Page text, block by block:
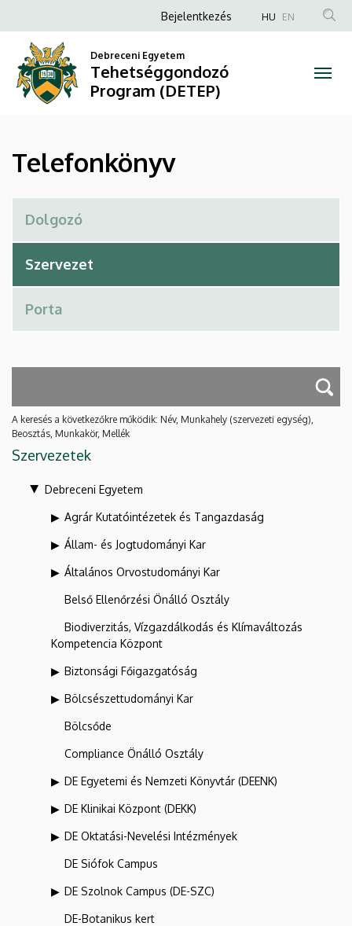
Telefonkönyv
Tehetséggondozó
Program
(DETEP)
a
tartalomra
Anonim
fiók
menüje
Bejelentkezés HU EN
Debreceni Egyetem
Tehetséggondozó
Program (DETEP)
Telefonkönyv
A keresés a következőkre működik: Név, Munkahely (szervezeti egység),
Beosztás, Munkakör, Mellék
Szervezetek
Debreceni Egyetem
Agrár Kutatóintézetek és Tangazdaság
Állam- és Jogtudományi Kar
Általános Orvostudományi Kar
Belső Ellenőrzési Önálló Osztály
Biodiverzitás, Vízgazdálkodás és Klímaváltozás
Kompetencia Központ
Biztonsági Főigazgatóság
Bölcsészettudományi Kar
Bölcsőde
Compliance Önálló Osztály
DE Egyetemi és Nemzeti Könyvtár (DEENK)
DE Klinikai Központ (DEKK)
DE Oktatási-Nevelési Intézmények
DE Siófok Campus
DE Szolnok Campus (DE-SZC)
DE-Botanikus kert